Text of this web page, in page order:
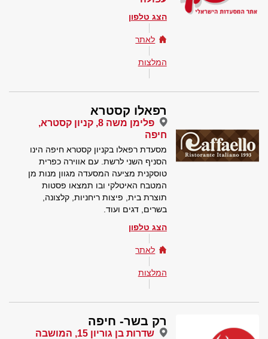
הצג טלפון
לאתר
המלצות
רפאלו קסטרא
פלימן משה 8, קניון קסטרא,
חיפה
מסעדת רפאלו בקניון קסטרא חיפה הינו
הסניף השני לרשת. עם אווירה כפרית
טוסקנית מציעה המסעדה מגוון מנות מן
המטבח האיטלקי ובו תמצאו פסטות
תוצרת בית, פיצות ריחניות, קלצונה,
בשרים, דגים ועוד.
הצג טלפון
לאתר
המלצות
רק בשר- חיפה
שדרות בן גוריון 15, המושבה